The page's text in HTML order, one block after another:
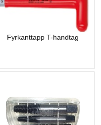
Fyrkanttapp T-handtag